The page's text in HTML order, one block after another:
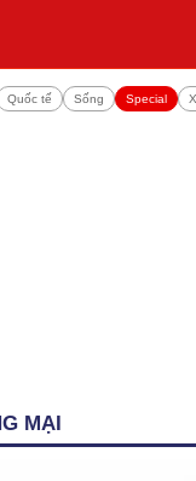
Quốc tế Sống Special
MẠI